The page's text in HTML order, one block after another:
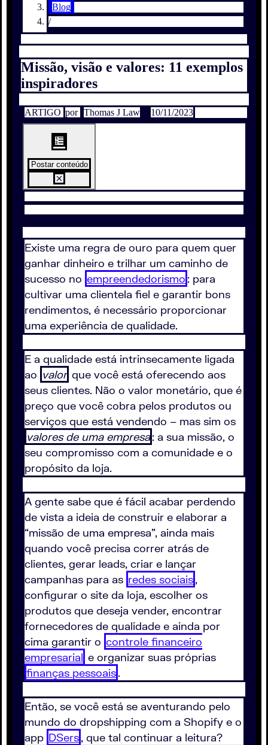
Blog
/
Missão, visão e valores: 11 exemplos
inspiradores
ARTIGO por Thomas J Law 10/11/2023
Postar conteúdo
Existe uma regra de ouro para quem quer
ganhar dinheiro e trilhar um caminho de
sucesso no empreendedorismo : para
cultivar uma clientela fiel e garantir bons
rendimentos, é necessário proporcionar
uma experiência de qualidade.
E a qualidade está intrinsecamente ligada
ao valor que você está oferecendo aos
seus clientes. Não o valor monetário, que é
preço que você cobra pelos produtos ou
serviços que está vendendo – mas sim os
valores de uma empresa: a sua missão, o
seu compromisso com a comunidade e o
propósito da loja.
A gente sabe que é fácil acabar perdendo
de vista a ideia de construir e elaborar a
“missão de uma empresa”, ainda mais
quando você precisa correr atrás de
clientes, gerar leads, criar e lançar
campanhas para as redes sociais,
configurar o site da loja, escolher os
produtos que deseja vender, encontrar
fornecedores de qualidade e ainda por
cima garantir o controle financeiro
empresarial e organizar suas próprias
finanças pessoais.
Então, se você está se aventurando pelo
mundo do dropshipping com a Shopify e o
app DSers, que tal continuar a leitura?